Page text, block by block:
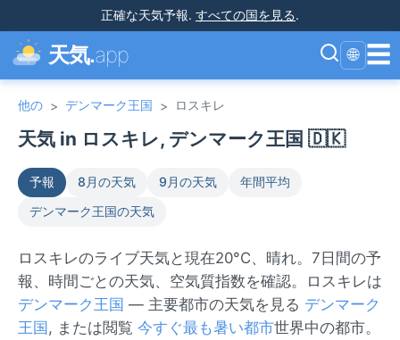
正確な天気予報. すべての国を見る.
天気.app 🌐 ☰
他の > デンマーク王国 > ロスキレ
天気 in ロスキレ, デンマーク王国 🇩🇰
予報 8月の天気 9月の天気
年間平均
デンマーク王国の天気
ロスキレのライブ天気と現在20°C、晴れ。7日間の予
報、時間ごとの天気、空気質指数を確認。ロスキレは
デンマーク王国 — 主要都市の天気を見る デンマーク
王国 , または閲覧 今すぐ最も暑い都市世界中の都市。